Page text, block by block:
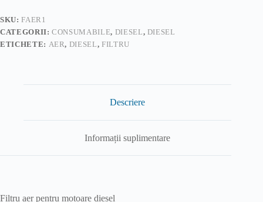
SKU:FAER1
CATEGORII:CONSUMABILE, DIESEL, DIESEL
ETICHETE: AER, DIESEL, FILTRU
Descriere
Informații suplimentare
Filtru aer pentru motoare diesel